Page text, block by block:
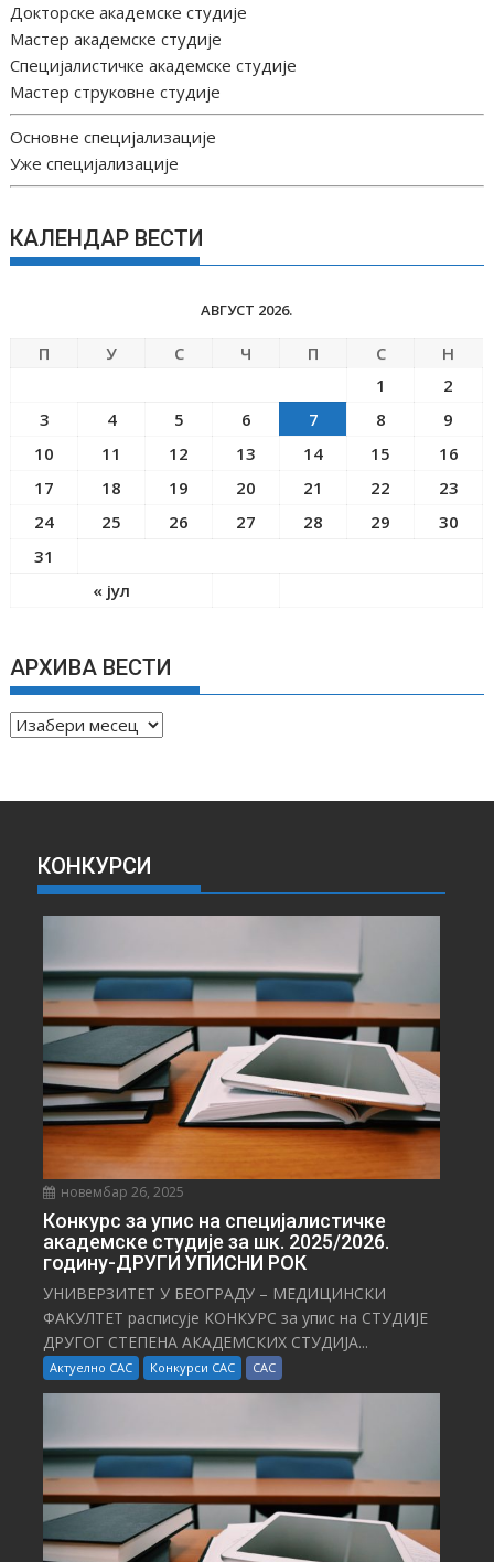
Докторске академске студије
Мастер академске студије
Специјалистичке академске студије
Мастер струковне студије
Основне специјализације
Уже специјализације
КАЛЕНДАР ВЕСТИ
АВГУСТ 2026.
П У С Ч П С Н
« јул
1
2
3
4 5 6 7 8
9
10
11 12 13 14 15
16
17
18 19 20 21 22
23
24
25 26 27 28 29
30
31
АРХИВА ВЕСТИ
А
И
КОНКУРСИ
новембар 26, 2025
Конкурс за упис на специјалистичке
академске студије за шк. 2025/2026.
годину-ДРУГИ УПИСНИ РОК
УНИВЕРЗИТЕТ У БЕОГРАДУ – МЕДИЦИНСКИ
ФАКУЛТЕТ расписује КОНКУРС за упис на СТУДИЈЕ
ДРУГОГ СТЕПЕНА АКАДЕМСКИХ СТУДИЈА...
Актуелно САС Конкурси САС САС